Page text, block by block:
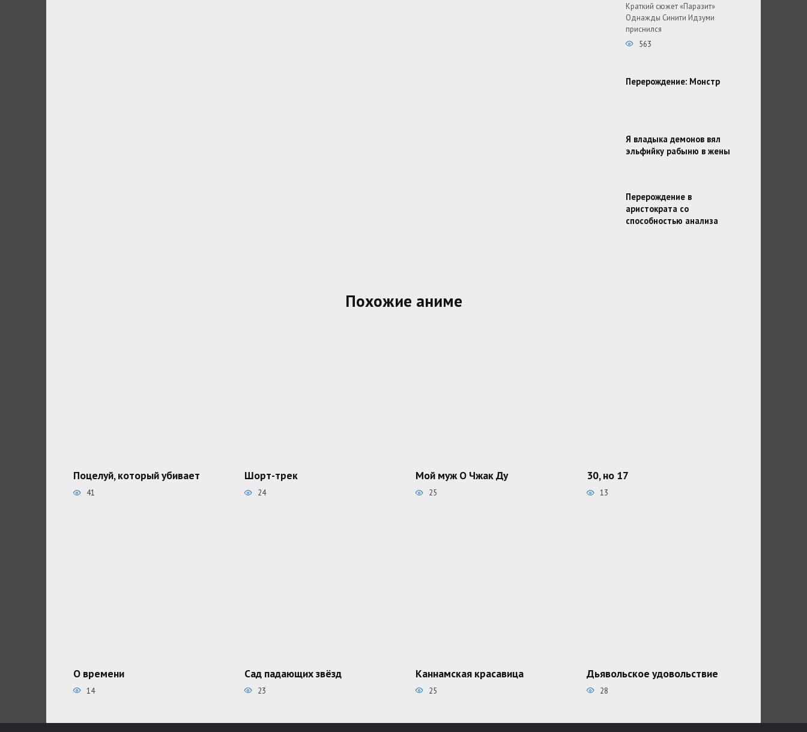
Краткий сюжет «Паразит»
Однажды Синити Идзуми
приснился
563
Перерождение: Монстр
Я владыка демонов вял
эльфийку рабыню в жены
Перерождение в
аристократа со
способностью анализа
Похожие аниме
Поцелуй, который убивает
41
Шорт-трек
24
Мой муж О Чжак Ду
25
30, но 17
13
О времени
14
Сад падающих звёзд
23
Каннамская красавица
25
Дьявольское удовольствие
28